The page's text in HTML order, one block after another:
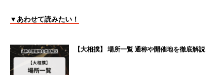
▼あわせて読みたい！
【大相撲】 場所一覧 通称や開催地を徹底解説